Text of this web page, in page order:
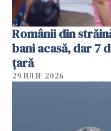
Românii din
bani acasă, dar 7
țară
29 IULIE 2026